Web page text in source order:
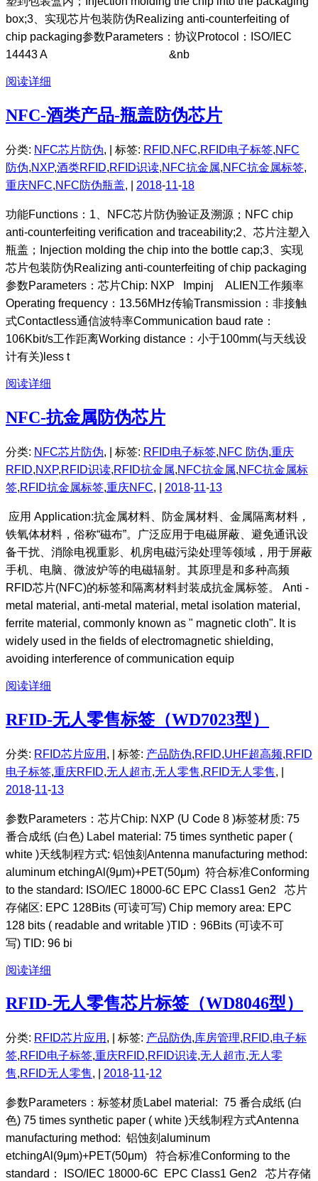
box;3、实现芯片包装防伪Realizing anti-counterfeiting of
chip packaging参数Parameters：协议Protocol：ISO/IEC
14443 A &nb
阅读详细
NFC-酒类产品-瓶盖防伪芯片
分类: NFC芯片防伪, | 标签: RFID,NFC,RFID电子标签,NFC
防伪,NXP,酒类RFID,RFID识读,NFC抗金属,NFC抗金属标签,
重庆NFC,NFC防伪瓶盖, | 2018-11-18
功能Functions：1、NFC芯片防伪验证及溯源；NFC chip
anti-counterfeiting verification and traceability;2、芯片注塑入
瓶盖；Injection molding the chip into the bottle cap;3、实现
芯片包装防伪Realizing anti-counterfeiting of chip packaging
参数Parameters：芯片Chip: NXP Impinj ALIEN工作频率
Operating frequency：13.56MHz传输Transmission：非接触
式Contactless通信波特率Communication baud rate：
106Kbit/s工作距离Working distance：小于100mm(与天线设
计有关)less t
阅读详细
NFC-抗金属防伪芯片
分类: NFC芯片防伪, | 标签: RFID电子标签,NFC 防伪,重庆
RFID,NXP,RFID识读,RFID抗金属,NFC抗金属,NFC抗金属标
签,RFID抗金属标签,重庆NFC, | 2018-11-13
应用 Application:抗金属材料、防金属材料、金属隔离材料，
铁氧体材料，俗称“磁布”。广泛应用于电磁屏蔽、避免通讯设
备干扰、消除电视重影、机房电磁污染处理等领域，用于屏蔽
手机、电脑、微波炉等的电磁辐射。其原理是和多种高频
RFID芯片(NFC)的标签和隔离材料封装成抗金属标签。 Anti -
metal material, anti-metal material, metal isolation material,
ferrite material, commonly known as " magnetic cloth". It is
widely used in the fields of electromagnetic shielding,
avoiding interference of communication equip
阅读详细
RFID-无人零售标签（WD7023型）
分类: RFID芯片应用 , | 标签: 产品防伪,RFID,UHF超高频,RFID
电子标签,重庆RFID,无人超市,无人零售,RFID无人零售, |
2018-11-13
参数Parameters：芯片Chip: NXP (U Code 8 )标签材质: 75
番合成纸 (白色) Label material: 75 times synthetic paper (
white )天线制程方式: 铝蚀刻Antenna manufacturing method:
aluminum etchingAl(9μm)+PET(50μm) 符合标准Conforming
to the standard: ISO/IEC 18000-6C EPC Class1 Gen2 芯片
存储区: EPC 128Bits (可读可写) Chip memory area: EPC
128 bits ( readable and writable )TID：96Bits (可读不可
写) TID: 96 bi
阅读详细
RFID-无人零售芯片标签（WD8046型）
分类: RFID芯片应用 , | 标签: 产品防伪,库房管理,RFID,电子标
签,RFID电子标签,重庆RFID,RFID识读,无人超市,无人零
售,RFID无人零售, | 2018-11-12
参数Parameters：标签材质Label material: 75 番合成纸 (白
色) 75 times synthetic paper ( white )天线制程方式Antenna
manufacturing method: 铝蚀刻aluminum
etchingAl(9μm)+PET(50μm) 符合标准Conforming to the
standard： ISO/IEC 18000-6C EPC Class1 Gen2 芯片存储